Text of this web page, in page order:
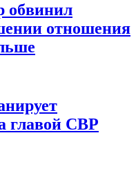
обвинил
отношения
главой СВР